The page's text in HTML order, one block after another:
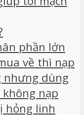
phần lớn
về thì nạp
dùng
nạp
hỏng linh